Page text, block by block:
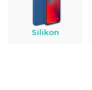
Silikon